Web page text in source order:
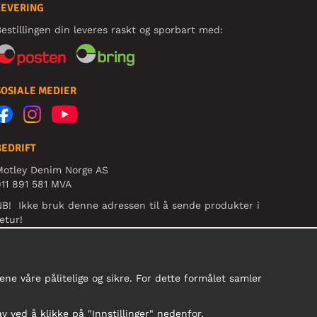
din leveres raskt og sporbart med:
MEDIER
Denim Norge AS
891 581 MVA
Ikke bruk denne adressen til å sende produkter i
våre pålitelige og sikre. For dette formålet samler
ved å klikke på "Innstillinger" nedenfor.